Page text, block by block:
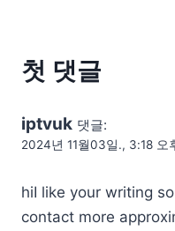
첫 댓글
iptvuk 댓글:
2024년 11월03일., 3:18 오
hiI like your writing
contact more